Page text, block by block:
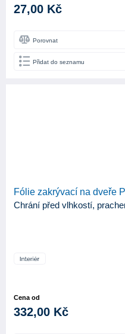
27,00 Kč
Porovnat
Přidat do seznamu
Fólie zakrývací na dveře
Chrání před vlhkostí,
Cena od
332,00 Kč